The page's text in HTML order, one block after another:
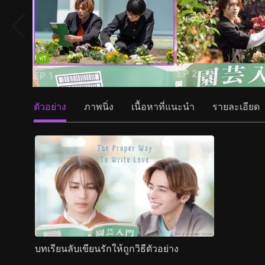
ฟรี
EP 1 EP 2
ตัวอย่าง ภาพนิ่ง เนื้อหาที่แนะนำ รายละเอียด
บทเรียนลับเขียนรักให้ถูกวิธีตัวอย่าง